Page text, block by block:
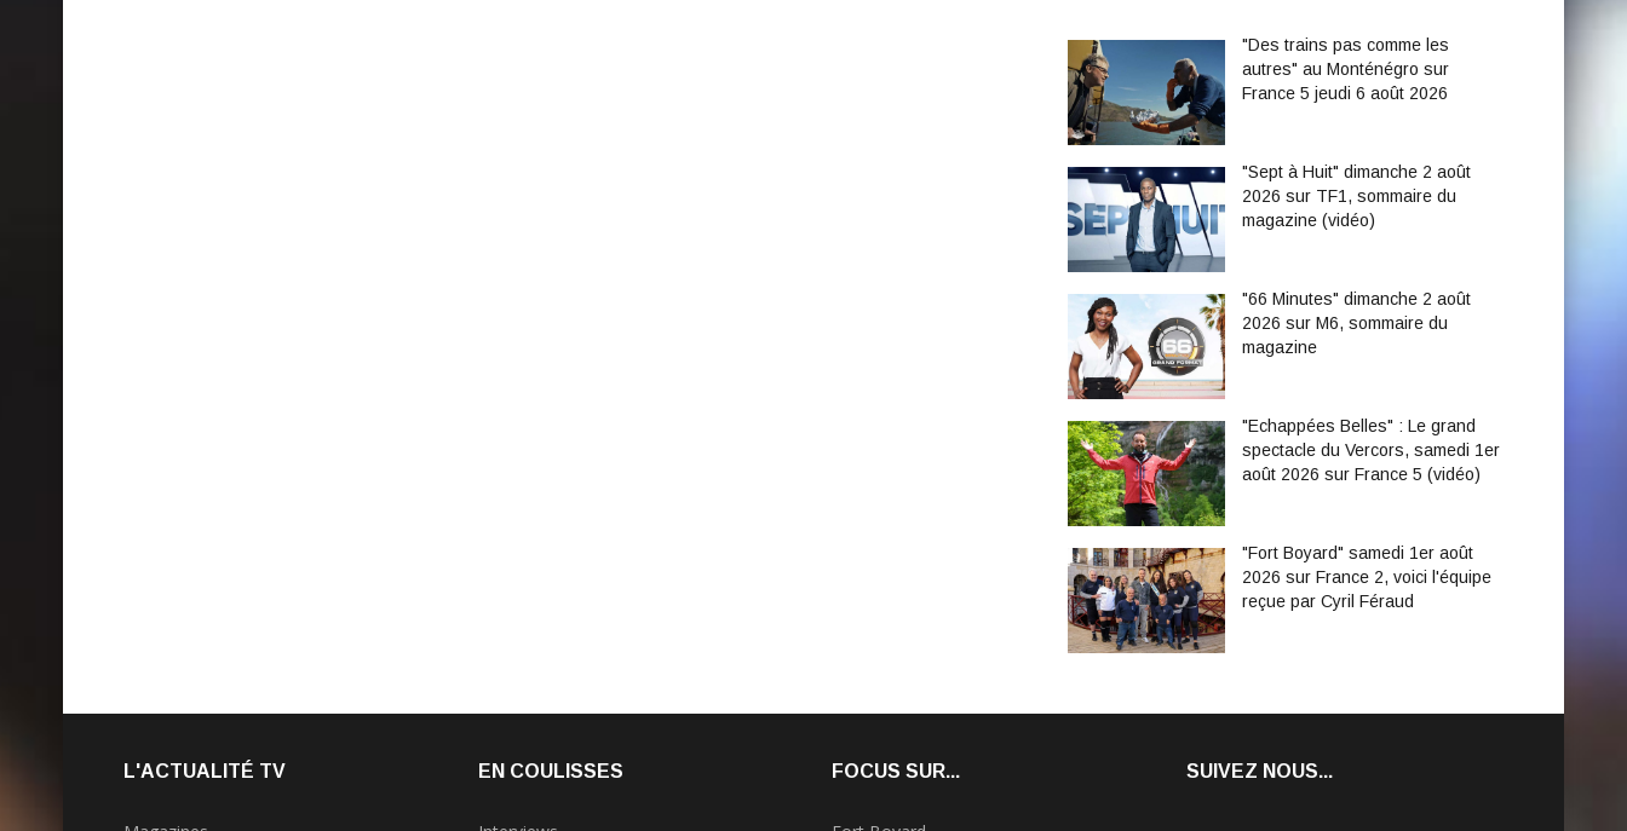
"Des trains pas comme les
autres" au Monténégro sur
France 5 jeudi 6 août 2026
"Sept à Huit" dimanche 2 août
2026 sur TF1, sommaire du
magazine (vidéo)
"66 Minutes" dimanche 2 août
2026 sur M6, sommaire du
magazine
"Echappées Belles" : Le grand
spectacle du Vercors, samedi 1er
août 2026 sur France 5 (vidéo)
"Fort Boyard" samedi 1er août
2026 sur France 2, voici l'équipe
reçue par Cyril Féraud
L'ACTUALITÉ TV EN COULISSES FOCUS SUR... SUIVEZ NOUS...